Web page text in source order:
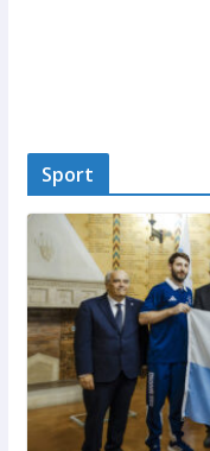
Sport